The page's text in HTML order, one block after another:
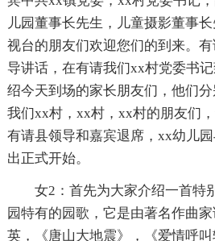
儿园董事长先生，儿童摄影董事
视台的朋友们欢迎您们的到来。
导讲话，在有请我们xx村党委书
绍今天到场的家长朋友们，他们
我们xx村，xx村，xx村的朋友们
有请县领导和嘉宾退席，xx幼儿
出正式开始。
女2：首先为大家介绍一首特
园特有的园歌，它是由著名作曲
英，《唐山大地震》，《爱情呼